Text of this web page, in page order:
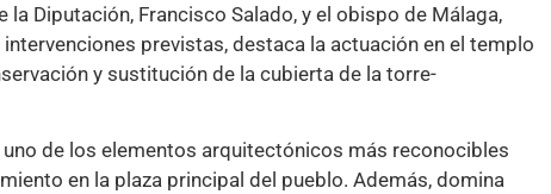
Diputación, Francisco Salado, y el obispo de Málaga,
previstas, destaca la actuación en el templo
y sustitución de la cubierta de la torre-
de los elementos arquitectónicos más reconocibles
en la plaza principal del pueblo. Además, domina